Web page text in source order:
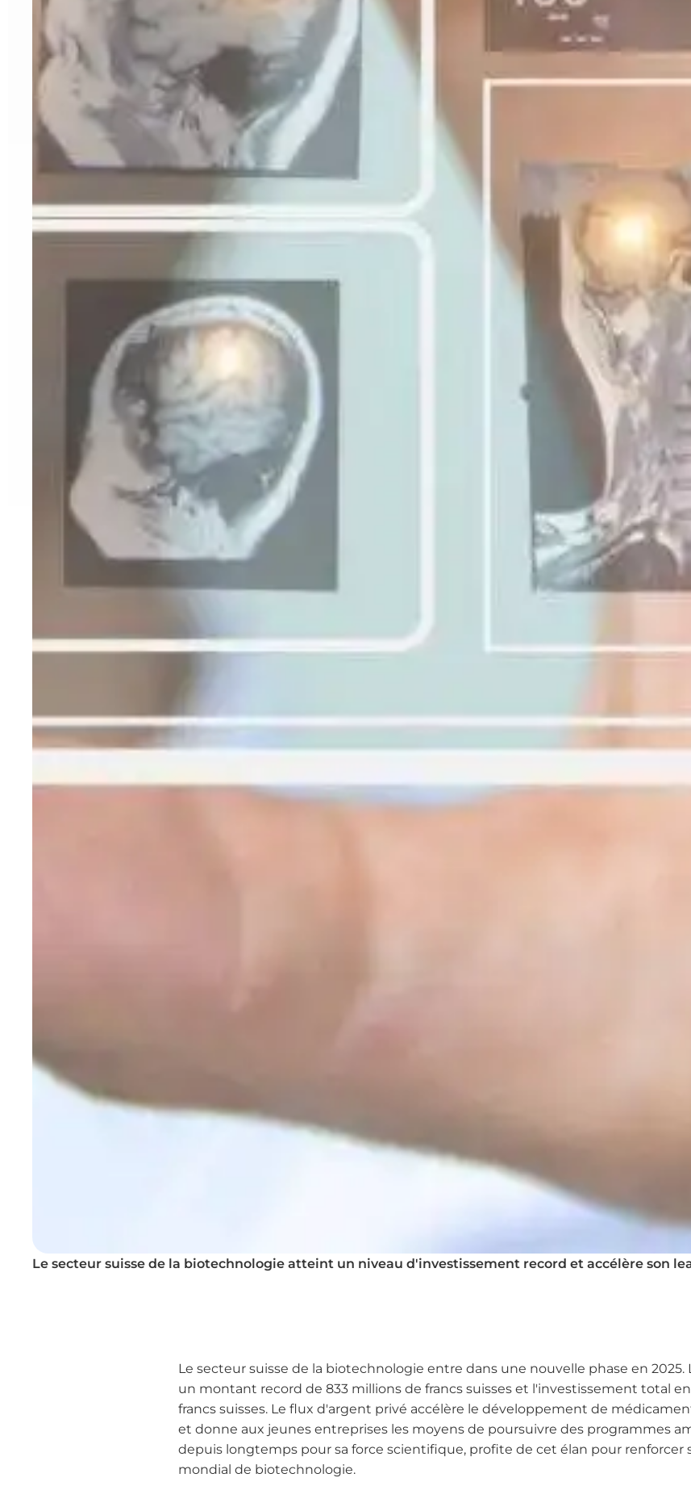
Le secteur suisse de la biotechnologie atteint un niveau d'investissement record et accélère son
Le secteur suisse de la biotechnologie entre dans une nouvelle phase en
un montant record de 833 millions de francs suisses et l'investissement total
francs suisses. Le flux d'argent privé accélère le développement de
et donne aux jeunes entreprises les moyens de poursuivre des programmes
depuis longtemps pour sa force scientifique, profite de cet élan pour renforcer
mondial de biotechnologie.